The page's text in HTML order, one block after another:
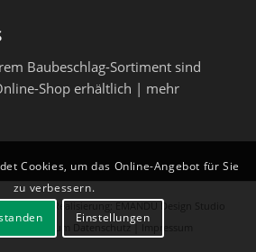
Baubeschlag-Sortiment sind
Shop erhältlich | mehr
CO. KG | Realisierung:
EMANDU Design Studio
Hinweise zum Datenschutz|
Cookies, um das Online-Angebot für Sie
zu verbessern.
Einstellungen